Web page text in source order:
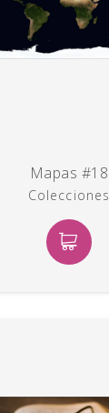
Mapas #18
Colecciones